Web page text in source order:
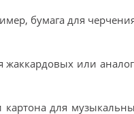
бумага для
жаккардовых или
для